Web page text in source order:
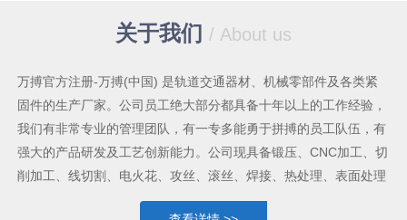
关于我们 / About us
万搏官方注册-万搏(中国) 是轨道交通器材、机械零部件及各类紧
固件的生产厂家。公司员工绝大部分都具备十年以上的工作经验，
我们有非常专业的管理团队，有一专多能勇于拼搏的员工队伍，有
强大的产品研发及工艺创新能力。公司现具备锻压、CNC加工、切
削加工、线切割、电火花、攻丝、滚丝、焊接、热处理、表面处理
等较为齐全的机械加工手段及能力，各类生产设备共六十多台套。